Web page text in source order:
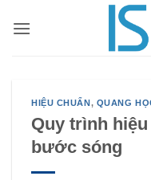
qua
HIỆU CHUẨN, QUANG
Quy trình
bước sóng